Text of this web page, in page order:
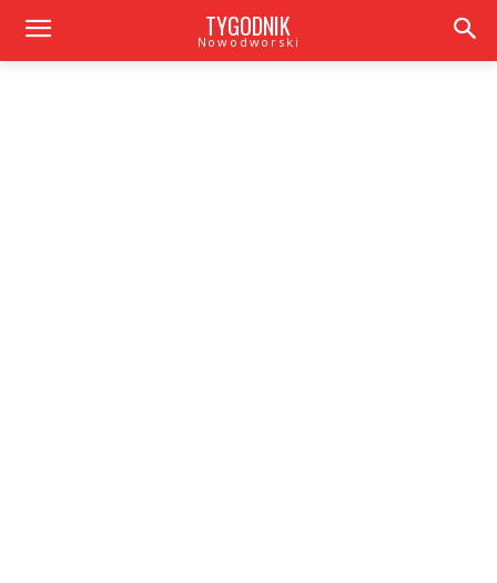
TYGODNIK
Nowodworski